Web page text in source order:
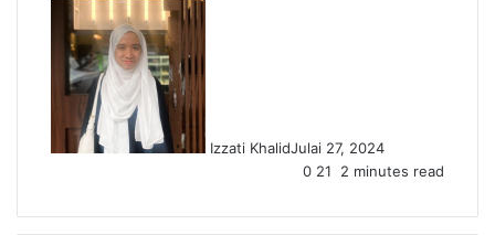
Izzati KhalidJulai 27, 2024
0 21 2 minutes read